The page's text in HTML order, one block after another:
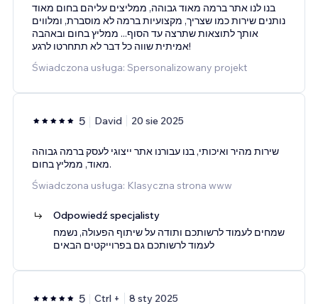
בנו לנו אתר ברמה מאוד גבוהה, ממליצים עליהם בחום מאוד
נותנים שירות כמו שצריך, מקצועיות ברמה לא מוסברת, ומלווים
אותך לתוצאות שתרצה עד הסוף... ממליץ בחום ובאהבה
אמיתית שווה כל דבר לא תתחרטו לרגע!
Świadczona usługa: Spersonalizowany projekt
5 David 20 sie 2025
שירות מהיר ואיכותי, בנו עבורנו אתר ייצוגי לעסק ברמה גבוהה
מאוד, ממליץ בחום.
Świadczona usługa: Klasyczna strona www
Odpowiedź specjalisty
שמחים לעמוד לרשותכם ותודה על שיתוף הפעולה, נשמח
לעמוד לרשותכם גם בפרוייקטים הבאים
5 Ctrl + 8 sty 2025